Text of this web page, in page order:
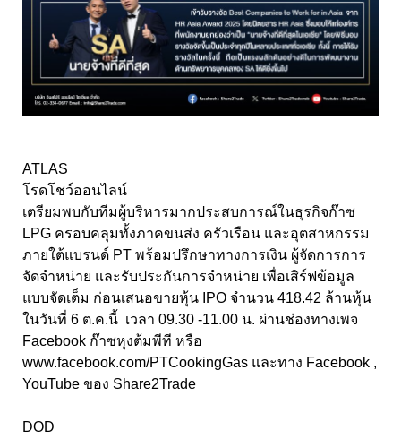
ATLAS
โรดโชว์ออนไลน์
เตรียมพบกับทีมผู้บริหารมากประสบการณ์ในธุรกิจก๊าซ
LPG ครอบคลุมทั้งภาคขนส่ง ครัวเรือน และอุตสาหกรรม
ภายใต้แบรนด์ PT พร้อมปรึกษาทางการเงิน ผู้จัดการการ
จัดจำหน่าย และรับประกันการจำหน่าย เพื่อเสิร์ฟข้อมูล
แบบจัดเต็ม ก่อนเสนอขายหุ้น IPO จำนวน 418.42 ล้านหุ้น
ในวันที่ 6 ต.ค.นี้ เวลา 09.30 -11.00 น. ผ่านช่องทางเพจ
Facebook ก๊าซหุงต้มพีที หรือ
www.facebook.com/PTCookingGas และทาง Facebook ,
YouTube ของ Share2Trade
DOD